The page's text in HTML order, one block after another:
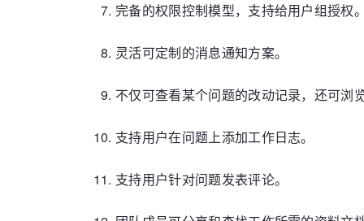
完备的权限控制模型，支持给用户组授权。
灵活可定制的消息通知方案。
不仅可查看某个问题的改动记录，还可浏
支持用户在问题上添加工作日志。
支持用户针对问题发表评论。